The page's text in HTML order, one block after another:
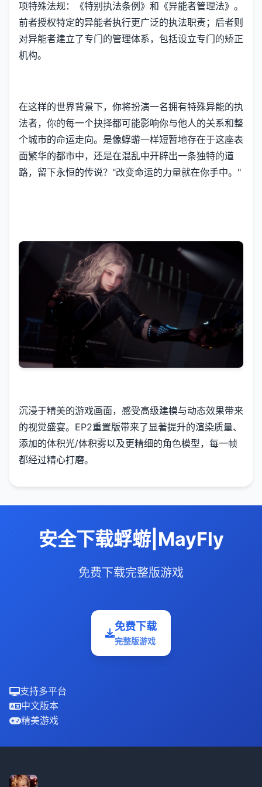
项特殊法规：《特别执法条例》和《异能者管理法》。
前者授权特定的异能者执行更广泛的执法职责；后者则
对异能者建立了专门的管理体系，包括设立专门的矫正
机构。
在这样的世界背景下，你将扮演一名拥有特殊异能的执
法者，你的每一个抉择都可能影响你与他人的关系和整
个城市的命运走向。是像蜉蝣一样短暂地存在于这座表
面繁华的都市中，还是在混乱中开辟出一条独特的道
路，留下永恒的传说？"改变命运的力量就在你手中。"
沉浸于精美的游戏画面，感受高级建模与动态效果带来
的视觉盛宴。EP2重置版带来了显著提升的渲染质量、
添加的体积光/体积雾以及更精细的角色模型，每一帧
都经过精心打磨。
安全下载蜉蝣|MayFly
免费下载完整版游戏
免费下载
完整版游戏
支持多平台
中文版本
精美游戏